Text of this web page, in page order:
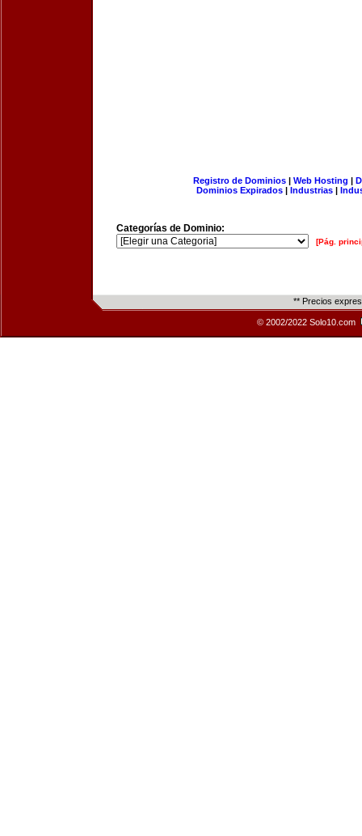
Registro de Dominios| Web Hosting |
Dominios Expirados | Industrias |
Categorías de Dominio:
[Pág.
** Precios
© 2002/2022 Solo10.com